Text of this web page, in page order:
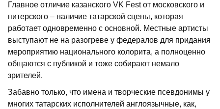
Главное отличие казанского VK Fest от московского и
питерского – наличие татарской сцены, которая
работает одновременно с основной. Местные артисты
выступают не на разогреве у федералов для придания
мероприятию национального колорита, а полноценно
общаются с публикой и тоже собирают немало
зрителей.
Забавно только, что имена и творческие псевдонимы у
многих татарских исполнителей англоязычные, как,